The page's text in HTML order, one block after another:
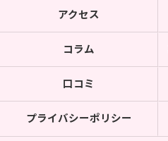
アクセス
コラム
口コミ
プライバシーポリシー